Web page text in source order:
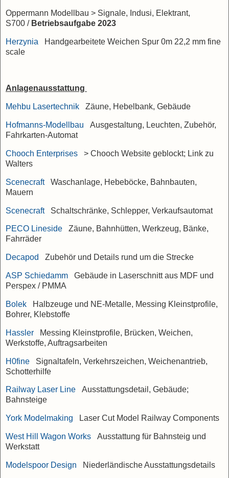
Oppermann Modellbau > Signale, Indusi, Elektrant,
S700 / Betriebsaufgabe 2023
Herzynia Handgearbeitete Weichen Spur 0m 22,2 mm fine
scale
Anlagenausstattung
Mehbu Lasertechnik Zäune, Hebelbank, Gebäude
Hofmanns-Modellbau Ausgestaltung, Leuchten, Zubehör,
Fahrkarten-Automat
Chooch Enterprises > Chooch Website geblockt; Link zu
Walters
ScenecraftWaschanlage, Hebeböcke, Bahnbauten,
Mauern
ScenecraftSchaltschränke, Schlepper, Verkaufsautomat
PECO Lineside Zäune, Bahnhütten, Werkzeug, Bänke,
Fahrräder
Decapod Zubehör und Details rund um die Strecke
ASP Schiedamm Gebäude in Laserschnitt aus MDF und
Perspex / PMMA
Bolek Halbzeuge und NE-Metalle, Messing Kleinstprofile,
Bohrer, Klebstoffe
Hassler Messing Kleinstprofile, Brücken, Weichen,
Werkstoffe, Auftragsarbeiten
H0fine Signaltafeln, Verkehrszeichen, Weichenantrieb,
Schotterhilfe
Railway Laser Line Ausstattungsdetail, Gebäude;
Bahnsteige
York Modelmaking Laser Cut Model Railway Components
West Hill Wagon Works Ausstattung für Bahnsteig und
Werkstatt
Modelspoor Design Niederländische Ausstattungsdetails